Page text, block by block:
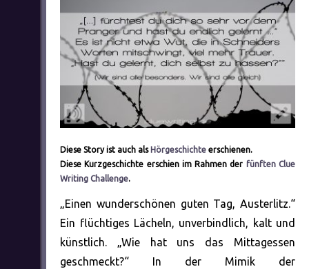
Diese Story ist auch als Hörgeschichte erschienen.
Diese Kurzgeschichte erschien im Rahmen der fünften Clue
Writing Challenge.
„Einen wunderschönen guten Tag, Austerlitz.“
Ein flüchtiges Lächeln, unverbindlich, kalt und
künstlich. „Wie hat uns das Mittagessen
geschmeckt?“ In der Mimik der